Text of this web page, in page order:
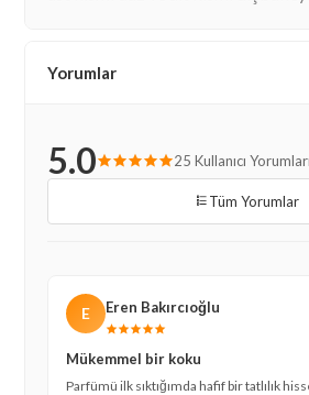
Yorumlar
5.0 25 Kullanıcı Yorumları
Tüm Yorumlar
E Eren Bakırcıoğlu
Mükemmel bir koku
Parfümü ilk sıktığımda hafif bir tatlılık